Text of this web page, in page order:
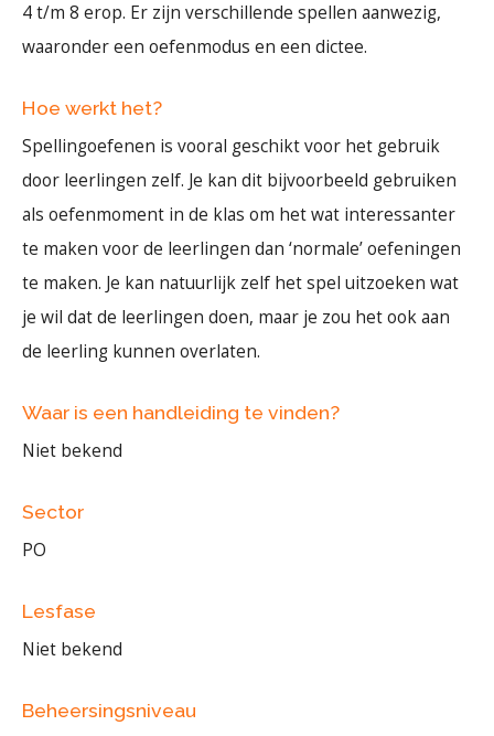
4 t/m 8 erop. Er zijn verschillende spellen aanwezig,
waaronder een oefenmodus en een dictee.
Hoe werkt het?
Spellingoefenen is vooral geschikt voor het gebruik
door leerlingen zelf. Je kan dit bijvoorbeeld gebruiken
als oefenmoment in de klas om het wat interessanter
te maken voor de leerlingen dan ‘normale’ oefeningen
te maken. Je kan natuurlijk zelf het spel uitzoeken wat
je wil dat de leerlingen doen, maar je zou het ook aan
de leerling kunnen overlaten.
Waar is een handleiding te vinden?
Niet bekend
Sector
PO
Lesfase
Niet bekend
Beheersingsniveau